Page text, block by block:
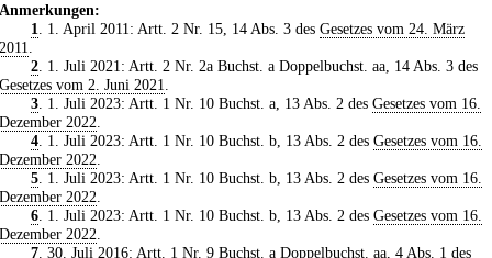
Anmerkungen:
1. 1. April 2011: Artt. 2 Nr. 15, 14 Abs. 3 des Gesetzes vom 24. März
2011.
2. 1. Juli 2021: Artt. 2 Nr. 2a Buchst. a Doppelbuchst. aa, 14 Abs. 3 des
Gesetzes vom 2. Juni 2021.
3. 1. Juli 2023: Artt. 1 Nr. 10 Buchst. a, 13 Abs. 2 des Gesetzes vom 16.
Dezember 2022.
4. 1. Juli 2023: Artt. 1 Nr. 10 Buchst. b, 13 Abs. 2 des Gesetzes vom 16.
Dezember 2022.
5. 1. Juli 2023: Artt. 1 Nr. 10 Buchst. b, 13 Abs. 2 des Gesetzes vom 16.
Dezember 2022.
6. 1. Juli 2023: Artt. 1 Nr. 10 Buchst. b, 13 Abs. 2 des Gesetzes vom 16.
Dezember 2022.
7. 30. Juli 2016: Artt. 1 Nr. 9 Buchst. a Doppelbuchst. aa, 4 Abs. 1 des